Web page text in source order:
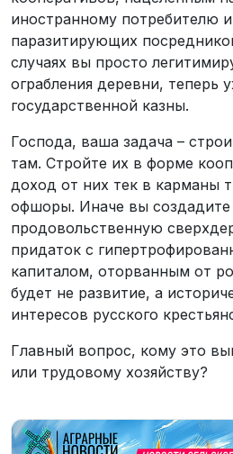
иностранному потребителю
паразитирующих
случаях вы просто
ограбления деревни,
государственной казны.
Господа, ваша задача –
там. Стройте их в форме
доход от них тек в карманы
офшоры. Иначе вы создадите
продовольственную
придаток с
капиталом, оторванным от
будет не развитие, а
интересов русского
Главный вопрос, кому это
или трудовому хозяйству?